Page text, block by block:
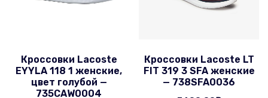
Кроссовки Lacoste
EYYLA 118 1 женские,
цвет голубой —
735CAW0004
Кроссовки Lacoste LT
FIT 319 3 SFA женские
— 738SFA0036